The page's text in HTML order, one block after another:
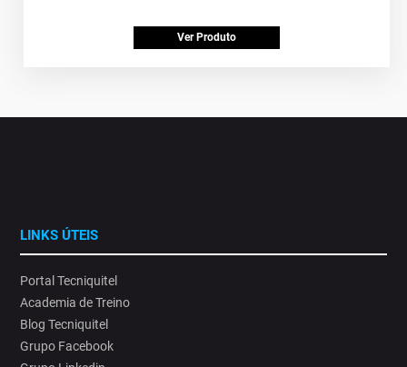
Ver Produto
LINKS ÚTEIS
Portal Tecniquitel
Academia de Treino
Blog Tecniquitel
Grupo Facebook